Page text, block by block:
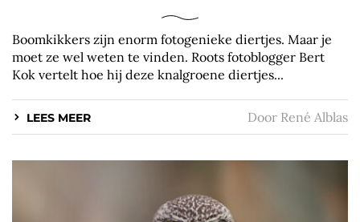
Boomkikkers zijn enorm fotogenieke diertjes. Maar je
moet ze wel weten te vinden. Roots fotoblogger Bert
Kok vertelt hoe hij deze knalgroene diertjes...
LEES MEER Door René Alblas